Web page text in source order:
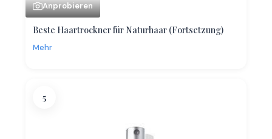
Anprobieren
Beste Haartrockner für Naturhaar (Fortsetzung)
Mehr
5